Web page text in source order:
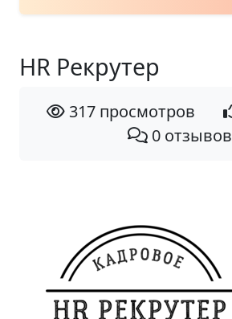
HR Рекрутер
317 просмотров
0 отзывов